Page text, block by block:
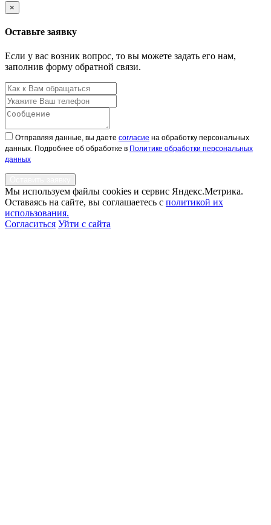
×
Оставьте заявку
Если у вас возник вопрос, то вы можете задать его нам,
заполнив форму обратной связи.
Отправляя данные, вы даете согласие на обработку персональных
данных. Подробнее об обработке в Политике обработки персональных
данных
Мы используем файлы cookies и сервис Яндекс.Метрика.
Оставаясь на сайте, вы соглашаетесь с политикой их
использования.
Согласиться Уйти с сайта